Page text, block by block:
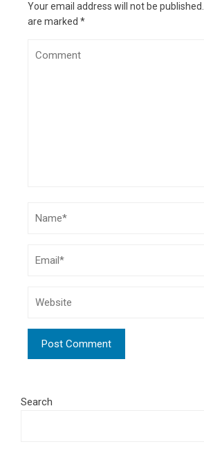
Your email address will not be published.
are marked *
Search